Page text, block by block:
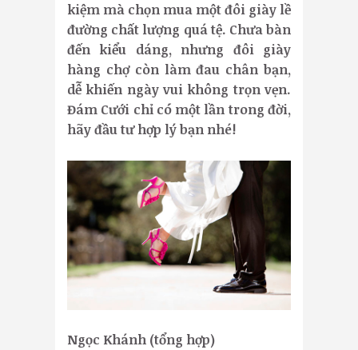
kiệm mà chọn mua một đôi giày lề
đường chất lượng quá tệ. Chưa bàn
đến kiểu dáng, nhưng đôi giày
hàng chợ còn làm đau chân bạn,
dễ khiến ngày vui không trọn vẹn.
Đám Cưới chỉ có một lần trong đời,
hãy đầu tư hợp lý bạn nhé!
Ngọc Khánh (tổng hợp)